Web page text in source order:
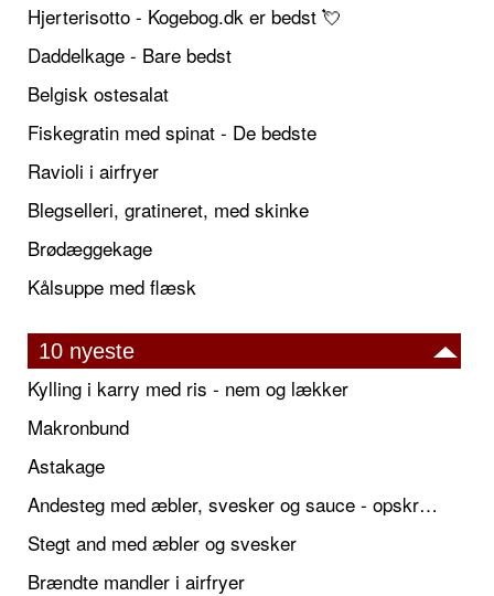
Hjerterisotto - Kogebog.dk er bedst 💘
Daddelkage - Bare bedst
Belgisk ostesalat
Fiskegratin med spinat - De bedste
Ravioli i airfryer
Blegselleri, gratineret, med skinke
Brødæggekage
Kålsuppe med flæsk
10 nyeste
Kylling i karry med ris - nem og lækker
Makronbund
Astakage
Andesteg med æbler, svesker og sauce - opskrift også til jul
Stegt and med æbler og svesker
Brændte mandler i airfryer